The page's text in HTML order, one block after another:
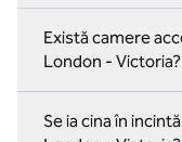
Există camere
London - Victoria?
Se ia cina în